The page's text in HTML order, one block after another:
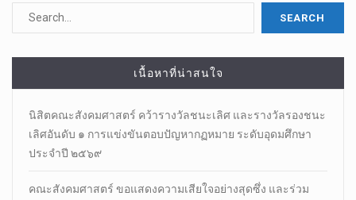
เนื้อหาที่น่าสนใจ
นิสิตคณะสังคมศาสตร์​ คว้ารางวัลชนะเลิศ และรางวัลรองชนะ
เลิศอันดับ ๑ การแข่งขันตอบปัญหากฏหมาย ระดับอุดมศึกษา
ประจำปี ๒๕๖๙
คณะสังคมศาสตร์ ขอแสดงความเสียใจอย่างสุดซึ่ง และร่วม